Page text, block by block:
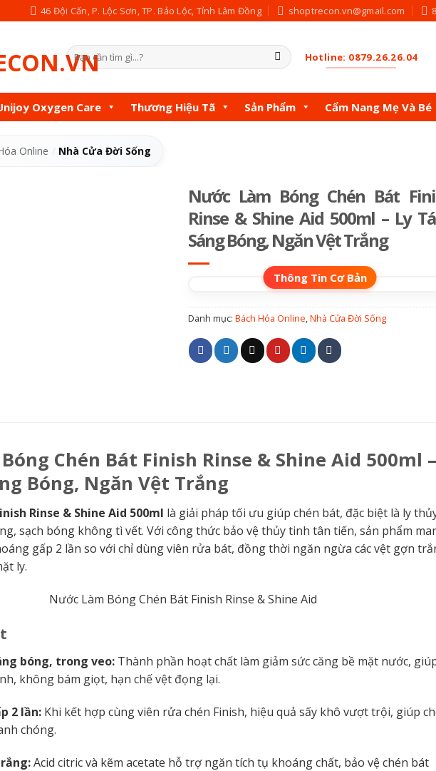
46 Đội Cấn, P. Lộc Sơn, TP. Bảo Lộc, Tỉnh Lâm Đồng shoptrecon.vn@gmail.com
Tìm
kiếm:
Hotline: 0879.26.26.04
Oxygen Care Thương Hiệu Tã Sản Phẩm Cẩm Nang Mẹ Và Bé
Online / Nhà Cửa Đời Sống
Nước Làm Bóng Chén Bát
Rinse & Shine Aid 500ml – Ly
Sáng Bóng, Ngăn Vệt Trắng
Danh mục: Bách Hóa Online,Nhà Cửa Đời Sống
Chén Bát Finish Rinse & Shine Aid 500ml –
Bóng, Ngăn Vệt Trắng
Rinse & Shine Aid 500ml là giải pháp tối ưu giúp chén bát, đặc biệt là ly
sạch bóng không tì vết. Với công thức bảo vệ thủy tinh tân tiến, sản phẩm
gấp 2 lần so với chỉ dùng viên rửa bát, đồng thời ngăn ngừa các vệt gợn
ly.
bóng, trong veo:Thành phần hoạt chất làm giảm sức căng bề mặt nước,
không bám giọt, hạn chế vệt đọng lại.
2 lần:Khi kết hợp cùng viên rửa chén Finish, hiệu quả sấy khô vượt trội, giúp
chóng.
Acid citric và kẽm acetate hỗ trợ ngăn tích tụ khoáng chất, bảo vệ chén bát